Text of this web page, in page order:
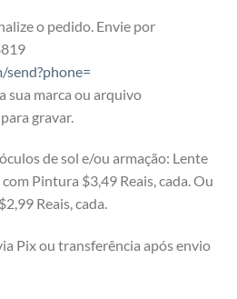
o pedido. Envie por
sua marca ou arquivo
gravar.
de sol e/ou armação: Lente
Pintura $3,49 Reais, cada. Ou
Reais, cada.
Pix ou transferência após envio